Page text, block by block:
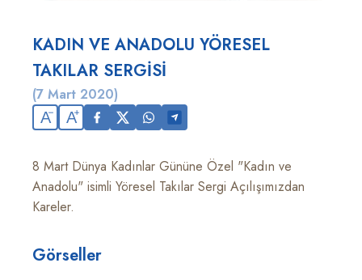
KADIN VE ANADOLU YÖRESEL
TAKILAR SERGİSİ
(7 Mart 2020)
A A
8 Mart Dünya Kadınlar Gününe Özel "Kadın ve
Anadolu" isimli Yöresel Takılar Sergi Açılışımızdan
Kareler.
Görseller